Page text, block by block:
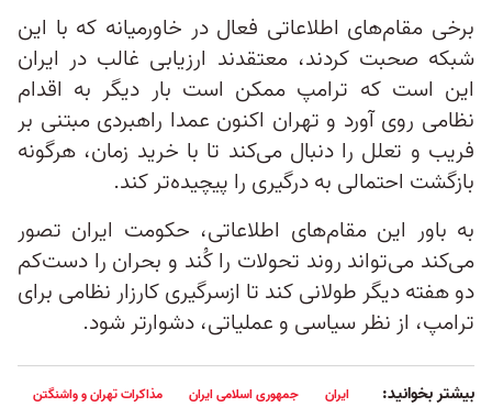
برخی مقام‌های اطلاعاتی فعال در خاورمیانه که با این
شبکه صحبت کردند، معتقدند ارزیابی غالب در ایران
این است که ترامپ ممکن است بار دیگر به اقدام
نظامی روی آورد و تهران اکنون عمدا راهبردی مبتنی بر
فریب و تعلل را دنبال می‌کند تا با خرید زمان، هرگونه
بازگشت احتمالی به درگیری را پیچیده‌تر کند.
به باور این مقام‌های اطلاعاتی، حکومت ایران تصور
می‌کند می‌تواند روند تحولات را کُند و بحران را دست‌کم
دو هفته دیگر طولانی کند تا ازسرگیری کارزار نظامی برای
ترامپ، از نظر سیاسی و عملیاتی، دشوارتر شود.
بیشتر بخوانید: ایران جمهوری اسلامی ایران
مذاکرات تهران و واشنگتن